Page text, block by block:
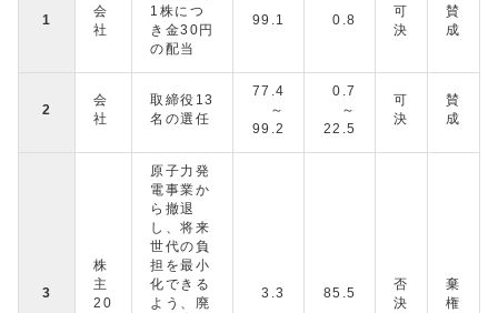
1
会
社
1株につ
き金30円
の配当
99.1 0.8
可
決
賛
成
2
会
社
取締役13
名の選任
77.4
～
99.2
0.7
～
22.5
可
決
賛
成
3
株
主
20
原子力発
電事業か
ら撤退
し、将来
世代の負
担を最小
化できる
よう、廃
3.3 85.5
否
決
棄
権